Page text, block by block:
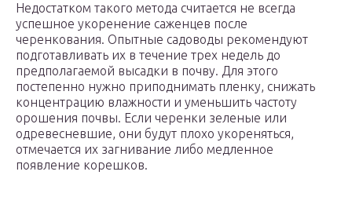
Недостатком такого метода считается не всегда
успешное укоренение саженцев после
черенкования. Опытные садоводы рекомендуют
подготавливать их в течение трех недель до
предполагаемой высадки в почву. Для этого
постепенно нужно приподнимать пленку, снижать
концентрацию влажности и уменьшить частоту
орошения почвы. Если черенки зеленые или
одревесневшие, они будут плохо укореняться,
отмечается их загнивание либо медленное
появление корешков.